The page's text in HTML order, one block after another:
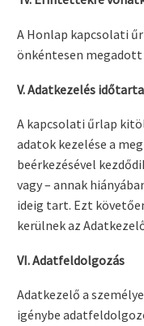
A Honlap kapcsolati
önkéntesen megadott
V. Adatkezelés
A kapcsolati űrlap
adatok kezelése a
beérkezésével
vagy – annak
ideig tart. Ezt
kerülnek az
VI. Adatfeldolgozás
Adatkezelő a
igénybe